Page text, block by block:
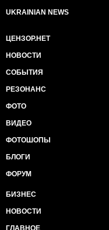
UKRAINIAN NEWS
ЦЕНЗОР.НЕТ
НОВОСТИ
СОБЫТИЯ
РЕЗОНАНС
ФОТО
ВИДЕО
ФОТОШОПЫ
БЛОГИ
ФОРУМ
БИЗНЕС
НОВОСТИ
ГЛАВНОЕ